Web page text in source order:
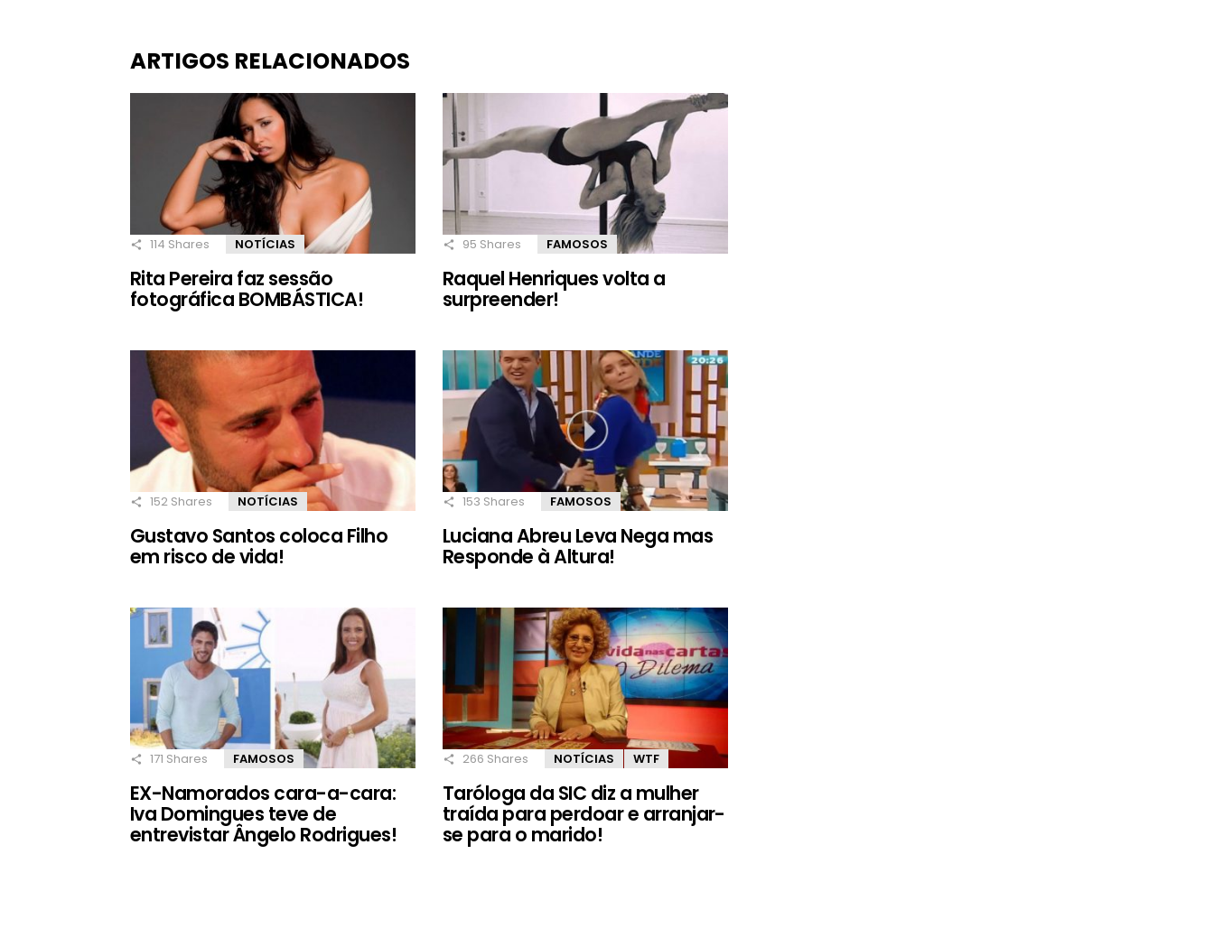
ARTIGOS RELACIONADOS
114 Shares NOTÍCIAS
Rita Pereira faz sessão
fotográfica BOMBÁSTICA!
95 Shares FAMOSOS
Raquel Henriques volta a
surpreender!
152 Shares NOTÍCIAS
Gustavo Santos coloca Filho
em risco de vida!
153 Shares FAMOSOS
Luciana Abreu Leva Nega mas
Responde à Altura!
171 Shares FAMOSOS
EX-Namorados cara-a-cara:
Iva Domingues teve de
entrevistar Ângelo Rodrigues!
266 Shares NOTÍCIAS WTF
Taróloga da SIC diz a mulher
traída para perdoar e arranjar-
se para o marido!